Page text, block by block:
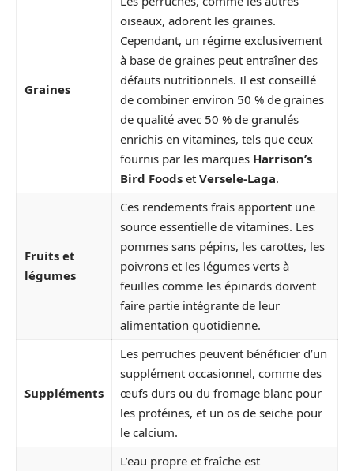
Graines
oiseaux, adorent les graines.
Cependant, un régime exclusivement
à base de graines peut entraîner des
défauts nutritionnels. Il est conseillé
de combiner environ 50 % de graines
de qualité avec 50 % de granulés
enrichis en vitamines, tels que ceux
fournis par les marques Harrison’s
Bird Foods et Versele-Laga.
Fruits et
légumes
Ces rendements frais apportent une
source essentielle de vitamines. Les
pommes sans pépins, les carottes, les
poivrons et les légumes verts à
feuilles comme les épinards doivent
faire partie intégrante de leur
alimentation quotidienne.
Suppléments
Les perruches peuvent bénéficier d’un
supplément occasionnel, comme des
œufs durs ou du fromage blanc pour
les protéines, et un os de seiche pour
le calcium.
L’eau propre et fraîche est